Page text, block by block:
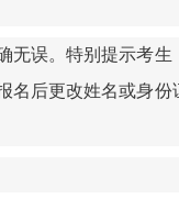
无误。特别提示考生
名后更改姓名或身